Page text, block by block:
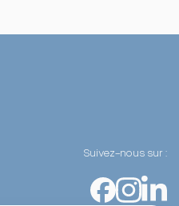
Suivez-nous sur :